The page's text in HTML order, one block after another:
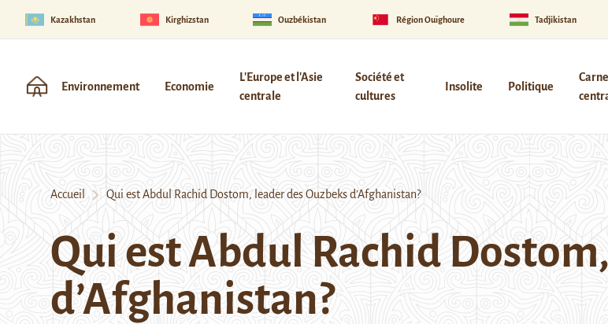
Kazakhstan Kirghizstan Ouzbékistan Région Ouïghoure Tadjikistan
Environnement Economie
L'Europe et l'Asie
centrale
Société et
cultures
Insolite Politique
Accueil Qui est Abdul Rachid Dostom, leader des Ouzbeks d’Afghanistan?
Qui est Abdul Rachid
d’Afghanistan?